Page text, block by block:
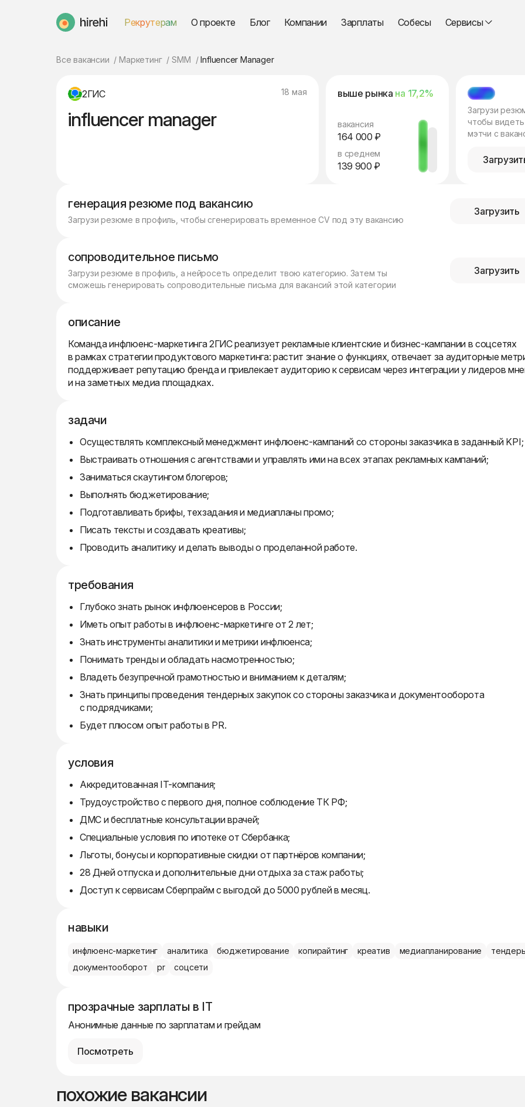
HireHi Рекрутерам О проекте Блог Компании Зарплаты Собесы Сервисы
Все вакансии Маркетинг SMM Influencer Manager
2ГИС 18 мая
influencer manager
выше рынка на 17,2%
вакансия
164 000 ₽
в среднем
139 900 ₽
МЭТЧ
Загрузи
чтобы видеть
мэтчи с
генерация резюме под вакансию
Загрузи резюме в профиль, чтобы сгенерировать временное CV под эту вакансию
Загрузить
сопроводительное письмо
Загрузи резюме в профиль, а нейросеть определит твою категорию. Затем ты
сможешь генерировать сопроводительные письма для вакансий этой категории
Загрузить
описание
Команда инфлюенс-маркетинга 2ГИС реализует рекламные клиентские и бизнес-кампании в соцсетях
в рамках стратегии продуктового маркетинга: растит знание о функциях, отвечает за аудиторные
поддерживает репутацию бренда и привлекает аудиторию к сервисам через интеграции у лидеров
и на заметных медиа площадках.
задачи
Осуществлять комплексный менеджмент инфлюенс-кампаний со стороны заказчика в заданный KPI;
Выстраивать отношения с агентствами и управлять ими на всех этапах рекламных кампаний;
Заниматься скаутингом блогеров;
Выполнять бюджетирование;
Подготавливать брифы, техзадания и медиапланы промо;
Писать тексты и создавать креативы;
Проводить аналитику и делать выводы о проделанной работе.
требования
Глубоко знать рынок инфлюенсеров в России;
Иметь опыт работы в инфлюенс-маркетинге от 2 лет;
Знать инструменты аналитики и метрики инфлюенса;
Понимать тренды и обладать насмотренностью;
Владеть безупречной грамотностью и вниманием к деталям;
Знать принципы проведения тендерных закупок со стороны заказчика и документооборота
с подрядчиками;
Будет плюсом опыт работы в PR.
условия
Аккредитованная IT-компания;
Трудоустройство с первого дня, полное соблюдение ТК РФ;
ДМС и бесплатные консультации врачей;
Специальные условия по ипотеке от Сбербанка;
Льготы, бонусы и корпоративные скидки от партнёров компании;
28 Дней отпуска и дополнительные дни отдыха за стаж работы;
Доступ к сервисам Сберпрайм с выгодой до 5000 рублей в месяц.
навыки
инфлюенс-маркетинг аналитика бюджетирование копирайтинг креатив медиапланирование
документооборот
pr соцсети
прозрачные зарплаты в IT
Анонимные данные по зарплатам и грейдам
Посмотреть
похожие вакансии